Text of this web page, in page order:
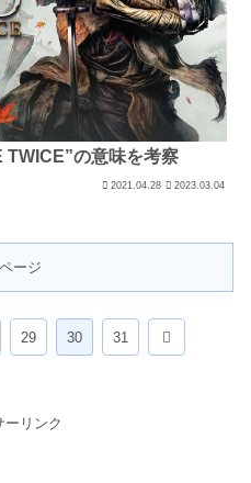
TWICE”の意味を考察
2021.04.28 2023.03.04
ージ
29 30 31 次
ーリンク